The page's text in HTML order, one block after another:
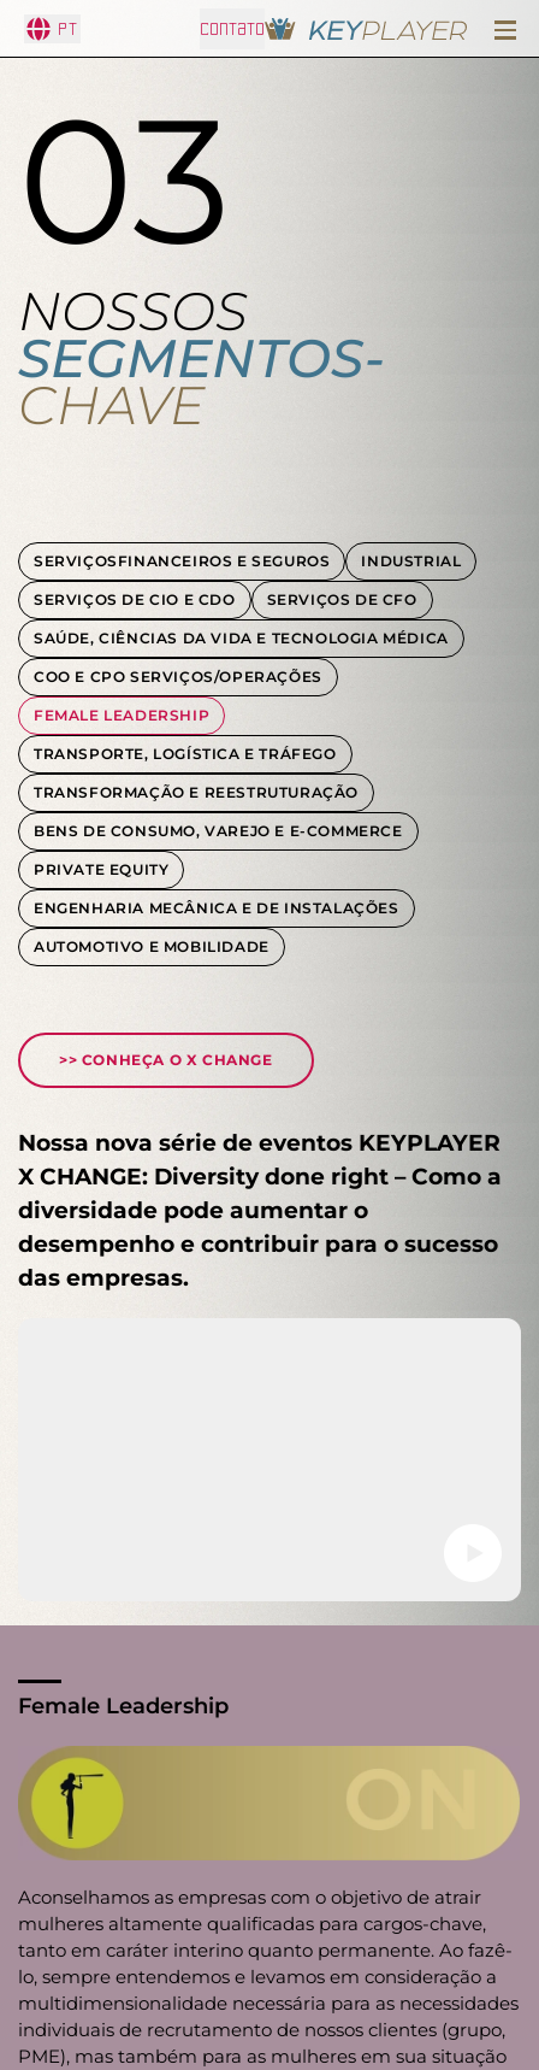
PT CONTATO
03
NOSSOS
SEGMENTOS-
CHAVE
SERVIÇOSFINANCEIROS E SEGUROS INDUSTRIAL
SERVIÇOS DE CIO E CDO SERVIÇOS DE CFO
SAÚDE, CIÊNCIAS DA VIDA E TECNOLOGIA MÉDICA
COO E CPO SERVIÇOS/OPERAÇÕES
FEMALE LEADERSHIP
TRANSPORTE, LOGÍSTICA E TRÁFEGO
TRANSFORMAÇÃO E REESTRUTURAÇÃO
BENS DE CONSUMO, VAREJO E E-COMMERCE
PRIVATE EQUITY
ENGENHARIA MECÂNICA E DE INSTALAÇÕES
AUTOMOTIVO E MOBILIDADE
>> CONHEÇA O X CHANGE
Nossa nova série de eventos KEYPLAYER
X CHANGE: Diversity done right – Como a
diversidade pode aumentar o
desempenho e contribuir para o sucesso
das empresas.
Female Leadership
Aconselhamos as empresas com o objetivo de atrair
mulheres altamente qualificadas para cargos-chave,
tanto em caráter interino quanto permanente. Ao fazê-
lo, sempre entendemos e levamos em consideração a
multidimensionalidade necessária para as necessidades
individuais de recrutamento de nossos clientes (grupo,
PME), mas também para as mulheres em sua situação